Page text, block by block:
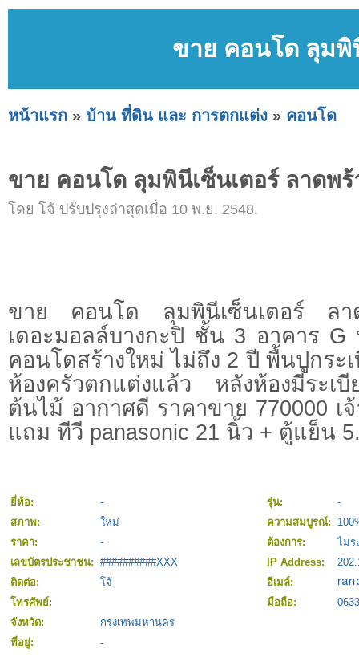
ขาย คอนโด ลุมพิ
หน้าแรก » บ้าน ที่ดิน และ การตกแต่ง » คอนโด
ขาย คอนโด ลุมพินีเซ็นเตอร์ ลาดพร้
โดย โจ้ ปรับปรุงล่าสุดเมื่อ 10 พ.ย. 2548.
ขาย คอนโด ลุมพินีเซ็นเตอร์ ล
เดอะมอลล์บางกะปิ ชั้น 3 อาคาร G
คอนโดสร้างใหม่ ไม่ถึง 2 ปี พื้นปูกระ
ห้องครัวตกแต่งแล้ว หลังห้องมีระเ
ต้นไม้ อากาศดี ราคาขาย 770000 เ
แถม ทีวี panasonic 21 นิ้ว + ตู้แย็น
ยี่ห้อ: - รุ่น:
-
สภาพ:
ใหม่ ความสมบูรณ์:
ราคา:
- ต้องการ:
ไม่ร
เลขบัตรประชาชน: ##########XXX IP Address:
ติดต่อ:
โจ้
อีเมล์:
โทรศัพย์:
มือถือ:
จังหวัด:
กรุงเทพมหานคร
ที่อยู่:
-